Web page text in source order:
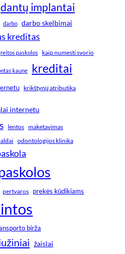
dantų implantai
darbo darbo skelbimai
kreditas
paskolos kaip numesti svorio
kaune kreditai
krikštynų atributika
internetu
lentos maketavimas
odontologijos klinika
pertvaros prekės kūdikiams
birža
žaislai